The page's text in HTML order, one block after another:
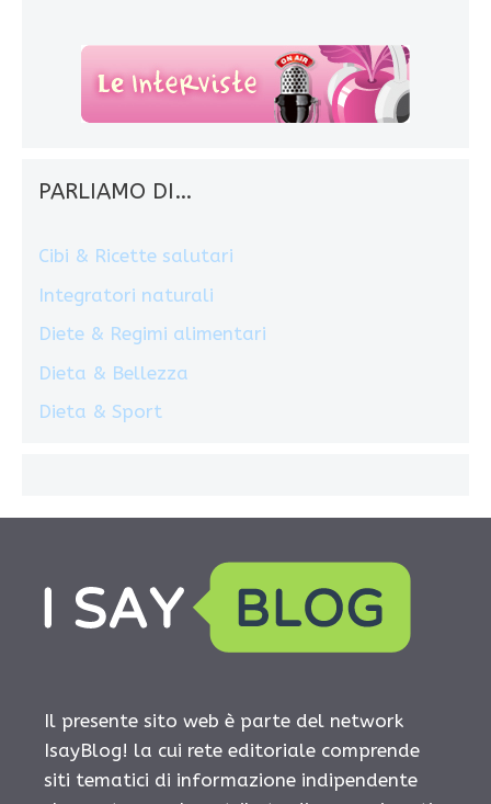
PARLIAMO DI…
Cibi & Ricette salutari
Integratori naturali
Diete & Regimi alimentari
Dieta & Bellezza
Dieta & Sport
Il presente sito web è parte del network
IsayBlog! la cui rete editoriale comprende
siti tematici di informazione indipendente